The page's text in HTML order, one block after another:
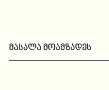
ᲛᲐᲡᲐᲚᲐ ᲛᲝᲐᲛᲖᲐᲓᲔᲡ